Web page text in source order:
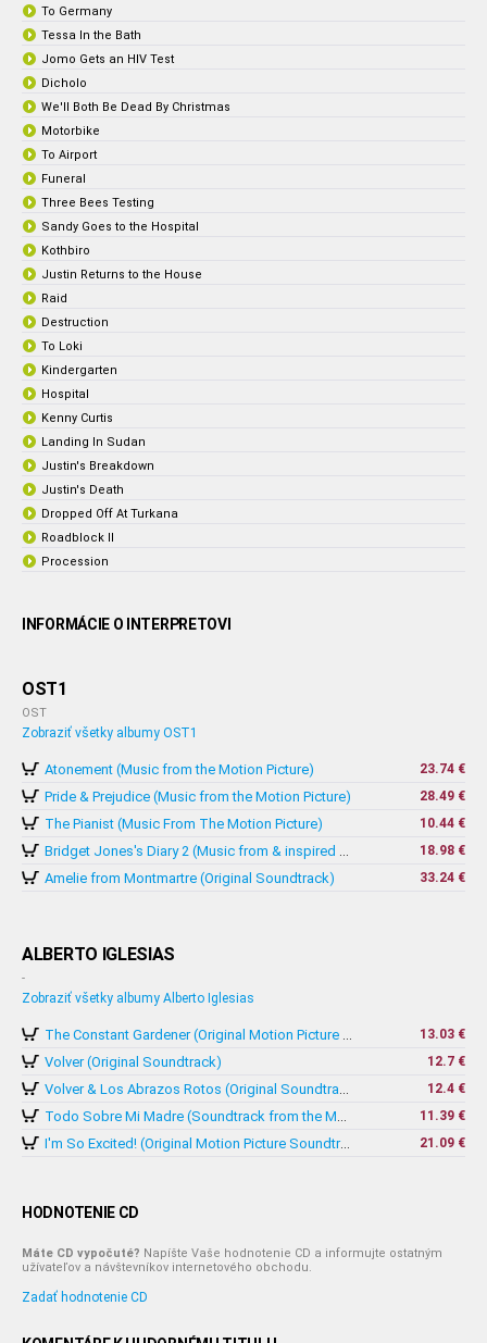
To Germany
Tessa In the Bath
Jomo Gets an HIV Test
Dicholo
We'll Both Be Dead By Christmas
Motorbike
To Airport
Funeral
Three Bees Testing
Sandy Goes to the Hospital
Kothbiro
Justin Returns to the House
Raid
Destruction
To Loki
Kindergarten
Hospital
Kenny Curtis
Landing In Sudan
Justin's Breakdown
Justin's Death
Dropped Off At Turkana
Roadblock II
Procession
INFORMÁCIE O INTERPRETOVI
OST1
OST
Zobraziť všetky albumy OST1
Atonement (Music from the Motion Picture) 23.74 €
Pride & Prejudice (Music from the Motion Picture) 28.49 €
The Pianist (Music From The Motion Picture)
10.44 €
Bridget Jones's Diary 2 (Music from & inspired by The Motion Picture)
18.98 €
Amelie from Montmartre (Original Soundtrack) 33.24 €
ALBERTO IGLESIAS
-
Zobraziť všetky albumy Alberto Iglesias
The Constant Gardener (Original Motion Picture Soundtrack) 13.03 €
Volver (Original Soundtrack)
12.7 €
Volver & Los Abrazos Rotos (Original Soundtracks)
12.4 €
Todo Sobre Mi Madre (Soundtrack from the Motion Picture)
11.39 €
I'm So Excited! (Original Motion Picture Soundtrack)
21.09 €
HODNOTENIE CD
Máte CD vypočuté? Napíšte Vaše hodnotenie CD a informujte ostatným
užívateľov a návštevníkov internetového obchodu.
Zadať hodnotenie CD